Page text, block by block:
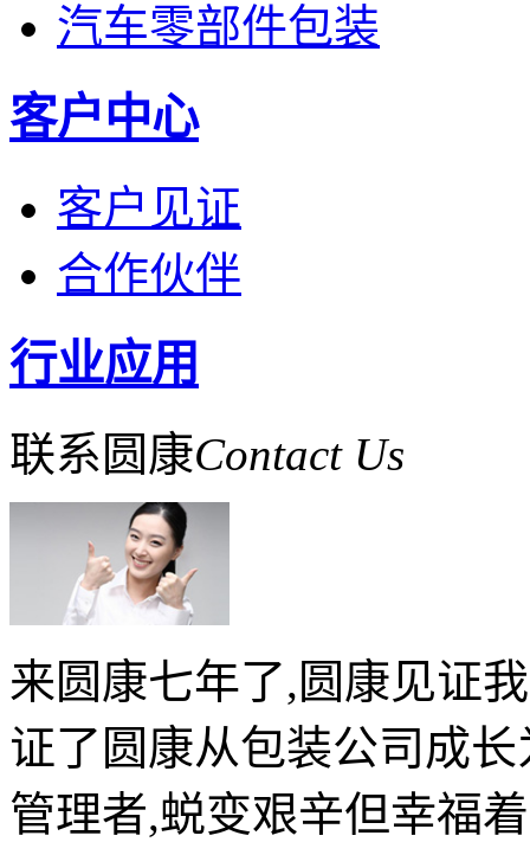
汽车零部件包装
客户中心
客户见证
合作伙伴
行业应用
联系圆康Contact Us
来圆康七年了,圆康见证
证了圆康从包装公司成
管理者,蜕变艰辛但幸福